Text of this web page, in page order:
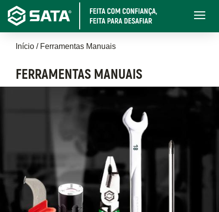
Pular
para
o
conteúdo
Main
Trilha
de
navegação
Início Ferramentas Manuais
FERRAMENTAS MANUAIS